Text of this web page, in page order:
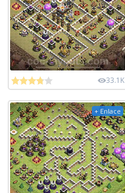
33.1K
+ Enlace